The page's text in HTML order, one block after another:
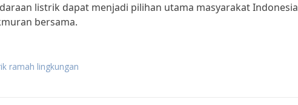
listrik dapat menjadi pilihan utama masyarakat Indonesia
bersama.
ramah lingkungan